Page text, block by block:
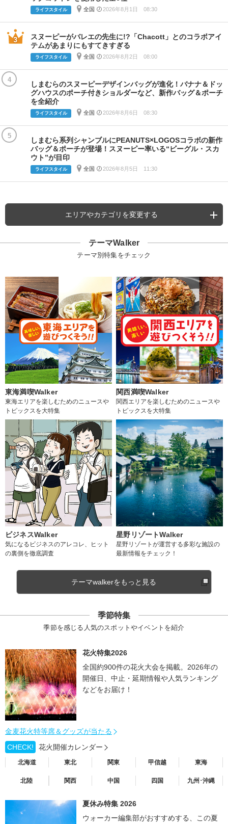
ライフスタイル 全国 2026年8月1日 08:30
スヌーピーがバレエの先生に!?「Chacott」とのコラボアイ
テムがあまりにもすてきすぎる
ライフスタイル 全国 2026年8月2日 08:00
4
しまむらのスヌーピーデザインバッグが進化！バナナ＆ドッ
グハウスのポーチ付きショルダーなど、新作バッグ＆ポーチ
を全紹介
ライフスタイル 全国 2026年8月6日 08:30
5
しまむら系列シャンブルにPEANUTS×LOGOSコラボの新作
バッグ＆ポーチが登場！スヌーピー率いる“ビーグル・スカ
ウト”が目印
ライフスタイル 全国 2026年8月5日 11:30
エリアやカテゴリを変更する
テーマWalker
テーマ別特集をチェック
東海満喫Walker
東海エリアを楽しむためのニュースや
トピックスを大特集
関西満喫Walker
関西エリアを楽しむためのニュースや
トピックスを大特集
ビジネスWalker
気になるビジネスのアレコレ、ヒット
の裏側を徹底調査
星野リゾートWalker
星野リゾートが運営する多彩な施設の
最新情報をチェック！
テーマwalkerをもっと見る
季節特集
季節を感じる人気のスポットやイベントを紹介
花火特集2026
全国約900件の花火大会を掲載。2026年の
開催日、中止・延期情報や人気ランキング
などをお届け！
金麦花火特等席＆グッズが当たる
CHECK!
花火開催カレンダー
北海道 東北 関東 甲信越 東海
北陸 関西 中国 四国 九州･沖縄
夏休み特集 2026
ウォーカー編集部がおすすめする、この夏